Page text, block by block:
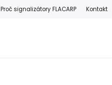
Proč signalizátory FLACARP Kontakt